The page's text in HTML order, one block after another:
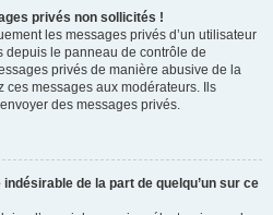
privés non sollicités !
les messages privés d’un utilisateur
depuis le panneau de contrôle de
privés de manière abusive de la
ces messages aux modérateurs. Ils
des messages privés.
de la part de quelqu’un sur ce